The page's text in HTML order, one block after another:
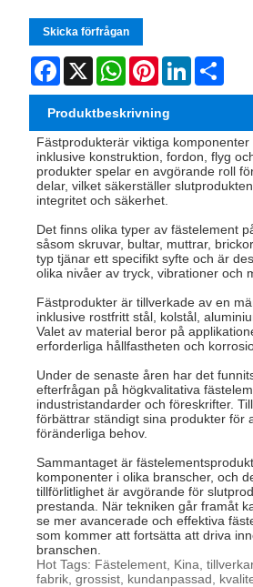
Skicka förfrågan
Facebook
X WhatsAppPinterestLinkedIn
Produktbeskrivning
Fästprodukterär viktiga komponenter
inklusive konstruktion, fordon, flyg
produkter spelar en avgörande roll
delar, vilket säkerställer
integritet och säkerhet.
Det finns olika typer av fästelement
såsom skruvar, bultar, muttrar,
typ tjänar ett specifikt syfte och är
olika nivåer av tryck, vibrationer och
Fästprodukter är tillverkade av en
inklusive rostfritt stål, kolstål,
Valet av material beror på
erforderliga hållfastheten och
Under de senaste åren har det
efterfrågan på högkvalitativa
industristandarder och föreskrifter.
förbättrar ständigt sina produkter för
föränderliga behov.
Sammantaget är
komponenter i olika branscher, och
tillförlitlighet är avgörande för
prestanda. När tekniken går framåt
se mer avancerade och effektiva
som kommer att fortsätta att driva
branschen.
Hot Tags: Fästelement, Kina,
fabrik, grossist, kundanpassad,